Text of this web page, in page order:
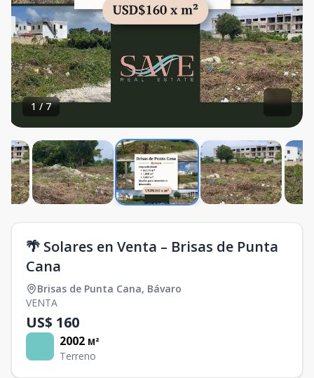
1/7
🌴 Solares en Venta – Brisas de Punta
Cana
Brisas de Punta Cana, Bávaro
VENTA
US$ 160
2002 M²
Terreno